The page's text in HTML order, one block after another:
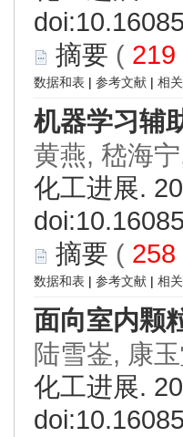
doi:
摘要 ( 219
数据和表 | 参考文献 | 相
机器学习辅
黄燕, 嵇海
化工进展.
doi:
摘要 ( 258
数据和表 | 参考文献 | 相
面向室内颗
陆雪崟, 康
化工进展.
doi: